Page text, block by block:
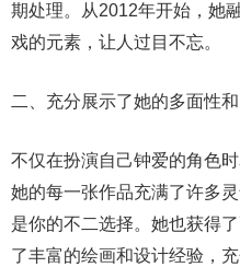
期处理。从2012年开始，她
戏的元素，让人过目不忘。
二、充分展示了她的多面性和
不仅在扮演自己钟爱的角色
她的每一张作品充满了许多
是你的不二选择。她也获得
了丰富的绘画和设计经验，